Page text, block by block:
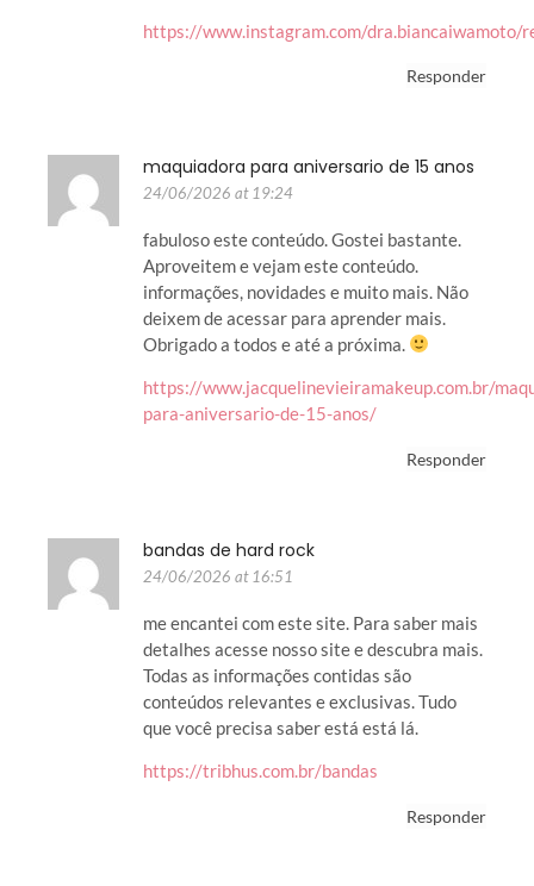
https://www.instagram.com/dra.biancaiwamoto/
Responder
maquiadora para aniversario de 15 anos
24/06/2026 at 19:24
fabuloso este conteúdo. Gostei bastante.
Aproveitem e vejam este conteúdo.
informações, novidades e muito mais. Não
deixem de acessar para aprender mais.
Obrigado a todos e até a próxima.
https://www.jacquelinevieiramakeup.com.br/
para-aniversario-de-15-anos/
Responder
bandas de hard rock
24/06/2026 at 16:51
me encantei com este site. Para saber mais
detalhes acesse nosso site e descubra mais.
Todas as informações contidas são
conteúdos relevantes e exclusivas. Tudo
que você precisa saber está está lá.
https://tribhus.com.br/bandas
Responder